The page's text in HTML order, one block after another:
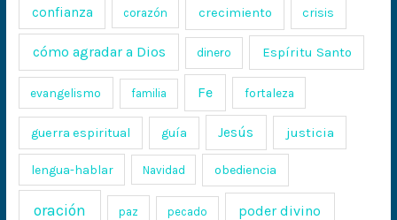
confianza corazón crecimiento crisis
cómo agradar a Dios dinero Espíritu Santo
evangelismo familia Fe fortaleza
guerra espiritual guía Jesús justicia
lengua-hablar Navidad obediencia
oración paz pecado poder divino